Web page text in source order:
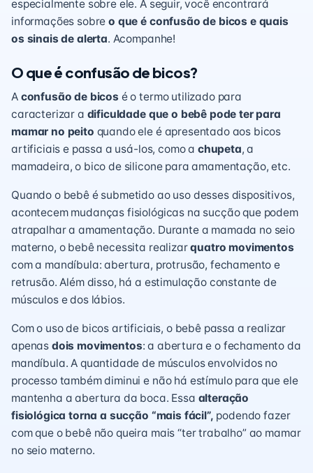
especialmente sobre ele. A seguir, você encontrará
informações sobreo que é confusão de bicos e quais
os sinais de alerta. Acompanhe!
O que é confusão de bicos?
A confusão de bicos é o termo utilizado para
caracterizar a dificuldade que o bebê pode ter para
mamar no peito quando ele é apresentado aos bicos
artificiais e passa a usá-los, como a chupeta, a
mamadeira, o bico de silicone para amamentação, etc.
Quando o bebê é submetido ao uso desses dispositivos,
acontecem mudanças fisiológicas na sucção que podem
atrapalhar a amamentação. Durante a mamada no seio
materno, o bebê necessita realizarquatro movimentos
com a mandíbula: abertura, protrusão, fechamento e
retrusão. Além disso, há a estimulação constante de
músculos e dos lábios.
Com o uso de bicos artificiais, o bebê passa a realizar
apenas dois movimentos: a abertura e o fechamento da
mandíbula. A quantidade de músculos envolvidos no
processo também diminui e não há estímulo para que ele
mantenha a abertura da boca. Essa alteração
fisiológica torna a sucção “mais fácil”, podendo fazer
com que o bebê não queira mais “ter trabalho” ao mamar
no seio materno.